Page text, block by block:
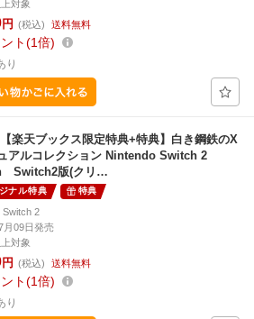
対象
円 (税込) 送料無料
ト 1倍
り
【楽天ブックス限定特典+特典】白き鋼鉄のX
アルコレクション Nintendo Switch 2
Switch2版(クリ…
ナル特典 特典
Switch 2
月09日発売
対象
円 (税込) 送料無料
ト 1倍
り